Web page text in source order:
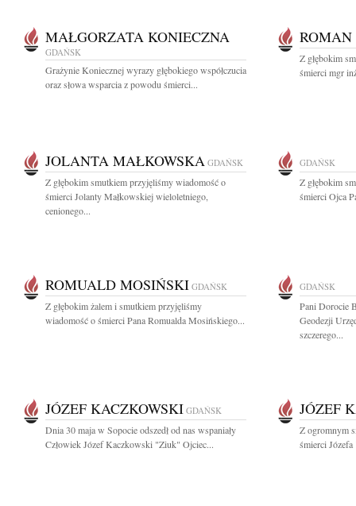
MAŁGORZATA KONIECZNA
GDAŃSK
Grażynie Koniecznej wyrazy głębokiego współczucia
oraz słowa wsparcia z powodu śmierci...
ROMAN
Z głębokim
śmierci mgr
JOLANTA MAŁKOWSKA GDAŃSK
Z głębokim smutkiem przyjęliśmy wiadomość o
śmierci Jolanty Małkowskiej wieloletniego,
cenionego...
GDAŃSK
Z głębokim
śmierci Ojca
ROMUALD MOSIŃSKI GDAŃSK
Z głębokim żalem i smutkiem przyjęliśmy
wiadomość o śmierci Pana Romualda Mosińskiego...
GDAŃSK
Pani Dorocie
Geodezji
szczerego...
JÓZEF KACZKOWSKI GDAŃSK
Dnia 30 maja w Sopocie odszedł od nas wspaniały
Człowiek Józef Kaczkowski "Ziuk" Ojciec...
JÓZEF
Z ogromnym
śmierci